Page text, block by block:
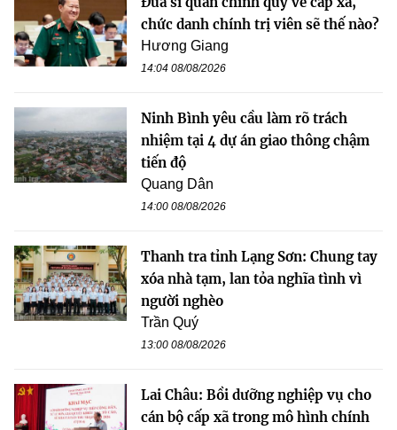
chức danh chính trị viên sẽ thế nào?
Hương Giang
14:04 08/08/2026
Ninh Bình yêu cầu làm rõ trách
nhiệm tại 4 dự án giao thông chậm
tiến độ
Quang Dân
14:00 08/08/2026
Thanh tra tỉnh Lạng Sơn: Chung tay
xóa nhà tạm, lan tỏa nghĩa tình vì
người nghèo
Trần Quý
13:00 08/08/2026
Lai Châu: Bồi dưỡng nghiệp vụ cho
cán bộ cấp xã trong mô hình chính